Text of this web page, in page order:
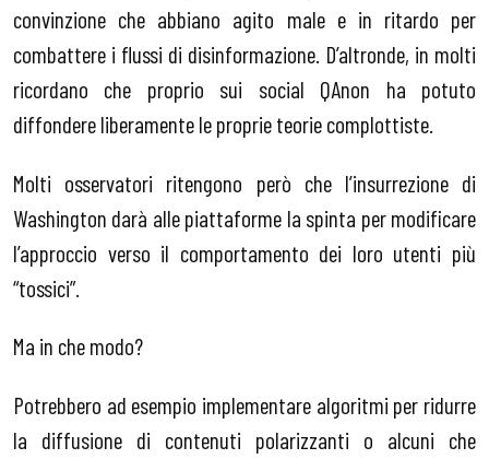
convinzione che abbiano agito male e in ritardo per
combattere i flussi di disinformazione. D’altronde, in molti
ricordano che proprio sui social QAnon ha potuto
diffondere liberamente le proprie teorie complottiste.
Molti osservatori ritengono però che l’insurrezione di
Washington darà alle piattaforme la spinta per modificare
l’approccio verso il comportamento dei loro utenti più
“tossici”.
Ma in che modo?
Potrebbero ad esempio implementare algoritmi per ridurre
la diffusione di contenuti polarizzanti o alcuni che